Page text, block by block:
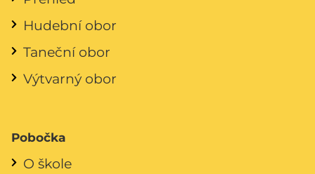
Hudební obor
Taneční obor
Výtvarný obor
Pobočka
O škole